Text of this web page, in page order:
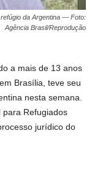
da Argentina — Foto:
Agência Brasil/Reprodução
a mais de 13 anos
Brasília, teve seu
nesta semana.
para Refugiados
jurídico do